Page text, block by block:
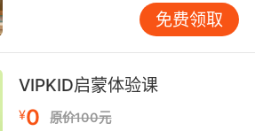
一个概念，不会一直在那里玩
优先解决重要的事情）
免费领取
VIPKID启蒙体验课
¥0 原价100元